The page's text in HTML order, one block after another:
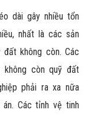
dài gây nhiều tổn
nhất là các sản
không còn. Các
không còn quỹ đất
phải ra xa nữa
Các tỉnh vệ tinh